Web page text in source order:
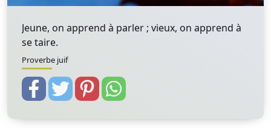
Jeune, on apprend à parler ; vieux, on apprend à
se taire.
Proverbe juif